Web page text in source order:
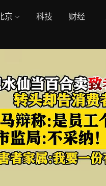
京 科技 财经